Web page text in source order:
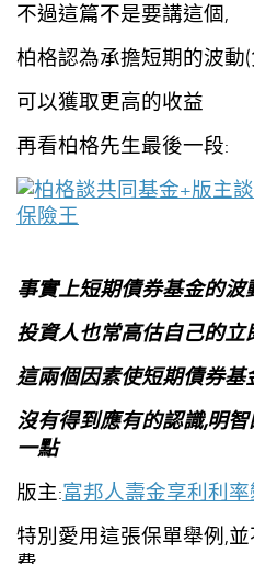
不過這篇不是要講這個,
柏格認為承擔短期的波動
可以獲取更高的收益
再看柏格先生最後一段:
事實上短期債券基金的波
投資人也常高估自己的立
這兩個因素使短期債券基
沒有得到應有的認識,明
一點
版主:富邦人壽金享利利
特別愛用這張保單舉例,